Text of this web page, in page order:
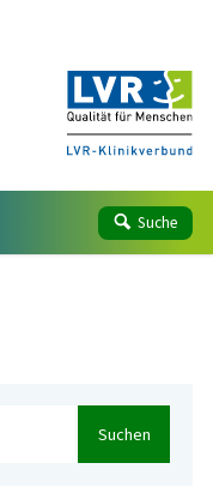
Suche
Suchen